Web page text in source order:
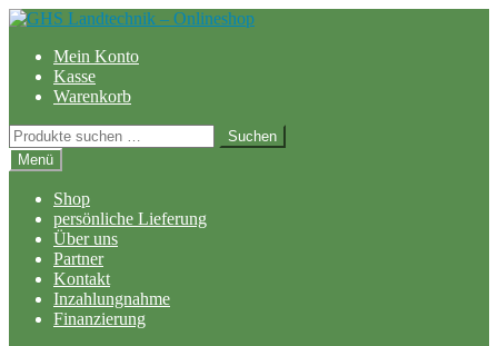
Zur
springen
Zum
springenMein Konto
Kasse
Warenkorb
Suchen
nach:
Suchen
Menü
Shop
persönliche Lieferung
Über uns
Partner
Kontakt
Inzahlungnahme
Finanzierung